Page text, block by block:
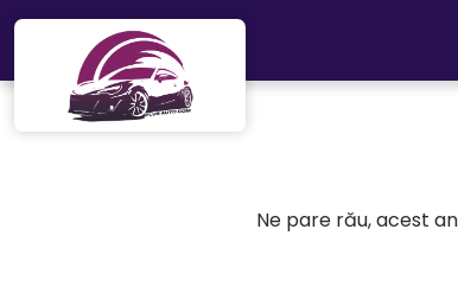
Mergi direct la conținutul principal
Ne pare rău, acest